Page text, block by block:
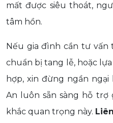
mất được siêu thoát,
tâm hồn.
Nếu gia đình cần tư vấn
chuẩn bị tang lễ, hoặc
hợp, xin đừng ngần
An luôn sẵn sàng hỗ
khắc quan trọng này.